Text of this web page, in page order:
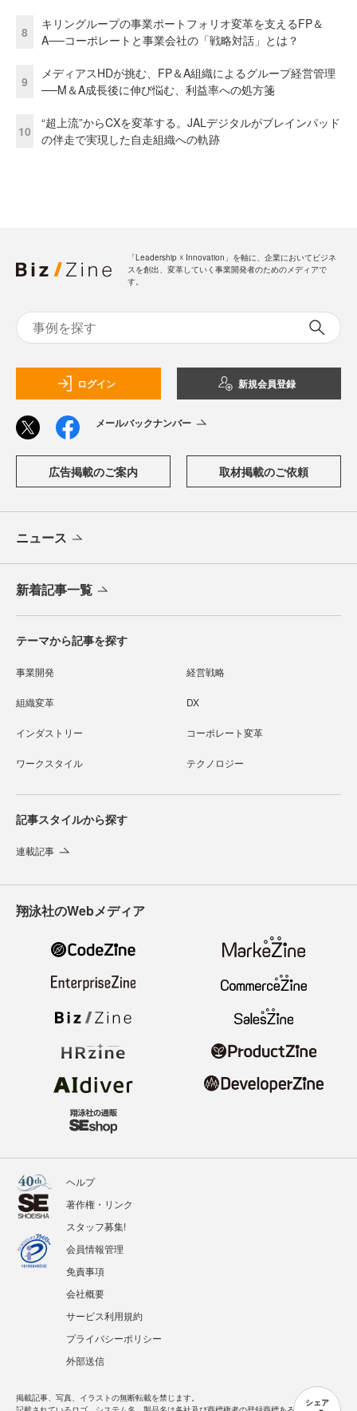
シェア
8
キリングループの事業ポートフォリオ変革を支えるFP＆
A──コーポレートと事業会社の「戦略対話」とは？
9
メディアスHDが挑む、FP＆A組織によるグループ経営管理
──M＆A成長後に伸び悩む、利益率への処方箋
10
“超上流”からCXを変革する。JALデジタルがブレインパッド
の伴走で実現した自走組織への軌跡
「Leadership ☓ Innovation」を軸に、企業においてビジネ
スを創出、変革していく事業開発者のためのメディアで
す。
ログイン 新規会員登録
メールバックナンバー
広告掲載のご案内 取材掲載のご依頼
ニュース
新着記事一覧
テーマから記事を探す
事業開発 経営戦略
組織変革 DX
インダストリー コーポレート変革
ワークスタイル テクノロジー
記事スタイルから探す
連載記事
翔泳社のWebメディア
ヘルプ
著作権・リンク
スタッフ募集!
会員情報管理
免責事項
会社概要
サービス利用規約
プライバシーポリシー
外部送信
掲載記事、写真、イラストの無断転載を禁じます。